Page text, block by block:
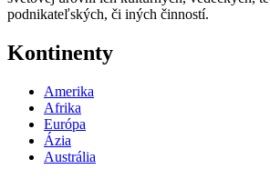
podnikateľských, či iných činností.
Kontinenty
Amerika
Afrika
Európa
Ázia
Austrália